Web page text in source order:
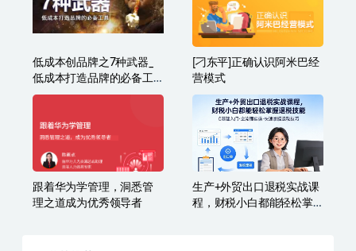
低成本创品牌之7种武器_
低成本打造品牌的必备工
具
[刁东平]正确认识阿米巴经
营模式
跟着华为学管理，洞悉管
理之道成为优秀领导者
生产+外贸出口退税实战课
程，财税小白都能轻松掌